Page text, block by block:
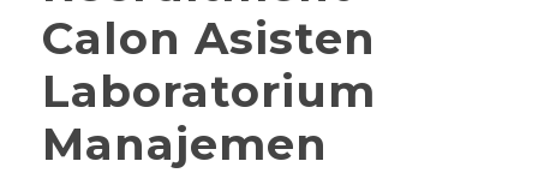
Calon Asisten
Laboratorium
Manajemen